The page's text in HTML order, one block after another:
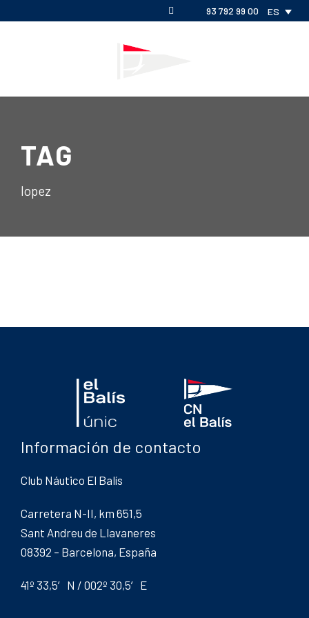
93 792 99 00 ES
TAG
lopez
Información de contacto
Club Náutico El Balís
Carretera N-II, km 651,5
Sant Andreu de Llavaneres
08392 – Barcelona, España
41º 33,5′ N / 002º 30,5′ E